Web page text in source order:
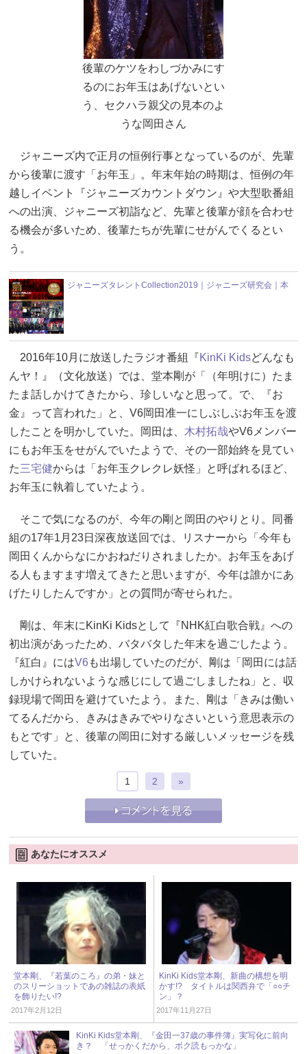
後輩のケツをわしづかみにす
るのにお年玉はあげないとい
う、セクハラ親父の見本のよ
うな岡田さん
ジャニーズ内で正月の恒例行事となっているのが、先輩
から後輩に渡す「お年玉」。年末年始の時期は、恒例の年
越しイベント『ジャニーズカウントダウン』や大型歌番組
への出演、ジャニーズ初詣など、先輩と後輩が顔を合わせ
る機会が多いため、後輩たちが先輩にせがんでくるとい
う。
ジャニーズタレントCollection2019｜ジャニーズ研究会｜本
2016年10月に放送したラジオ番組『KinKi Kidsどんなも
んヤ！』（文化放送）では、堂本剛が「（年明けに）たま
たま話しかけてきたから、珍しいなと思って。で、『お
金』って言われた」と、V6岡田准一にしぶしぶお年玉を渡
したことを明かしていた。岡田は、 木村拓哉やV6メンバー
にもお年玉をせがんでいたようで、その一部始終を見てい
た三宅健からは「お年玉クレクレ妖怪」と呼ばれるほど、
お年玉に執着していたよう。
そこで気になるのが、今年の剛と岡田のやりとり。同番
組の17年1月23日深夜放送回では、リスナーから「今年も
岡田くんからなにかおねだりされましたか。お年玉をあげ
る人もますます増えてきたと思いますが、今年は誰かにあ
げたりしたんですか」との質問が寄せられた。
剛は、年末にKinKi Kidsとして『NHK紅白歌合戦』への
初出演があったため、バタバタした年末を過ごしたよう。
『紅白』にはV6 も出場していたのだが、剛は「岡田には話
しかけられないような感じにして過ごしましたね」と、収
録現場で岡田を避けていたよう。また、剛は「きみは働い
てるんだから、きみはきみでやりなさいという意思表示の
もとです」と、後輩の岡田に対する厳しいメッセージを残
していた。
1 2 »
あなたにオススメ
堂本剛、『若葉のころ』の弟・妹と
のスリーショットであの雑誌の表紙
を飾りたい!?
2017年2月12日
KinKi Kids堂本剛、新曲の構想を明
かす!? タイトルは関西弁で「○○チ
ン」？
2017年11月27日
KinKi Kids堂本剛、『金田一37歳の事件簿』実写化に前向
き？ 「せっかくだから、ボク読もっかな」